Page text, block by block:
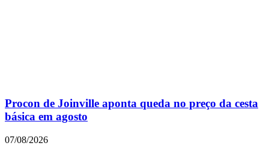
Procon de Joinville aponta queda no preço da cesta
básica em agosto
07/08/2026